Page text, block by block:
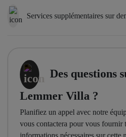
Services supplémentaires sur
Des questions
Lemmer Villa ?
Planifiez un appel avec notre
vous contactera pour vous fournir
informations nécessaires sur cette